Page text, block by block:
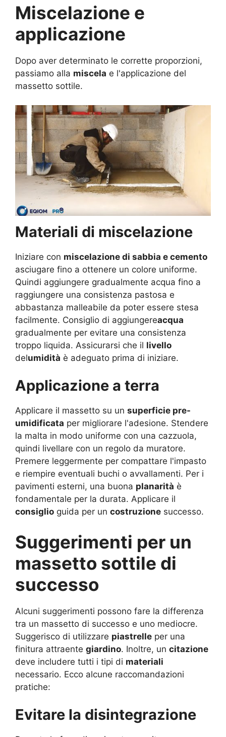
Miscelazione e
applicazione
Dopo aver determinato le corrette proporzioni,
passiamo alla miscela e l'applicazione del
massetto sottile.
Materiali di miscelazione
Iniziare con miscelazione di sabbia e cemento
asciugare fino a ottenere un colore uniforme.
Quindi aggiungere gradualmente acqua fino a
raggiungere una consistenza pastosa e
abbastanza malleabile da poter essere stesa
facilmente. Consiglio di aggiungereacqua
gradualmente per evitare una consistenza
troppo liquida. Assicurarsi che il livello
delumidità è adeguato prima di iniziare.
Applicazione a terra
Applicare il massetto su un superficie pre-
umidificata per migliorare l'adesione. Stendere
la malta in modo uniforme con una cazzuola,
quindi livellare con un regolo da muratore.
Premere leggermente per compattare l'impasto
e riempire eventuali buchi o avvallamenti. Per i
pavimenti esterni, una buona planarità è
fondamentale per la durata. Applicare il
consiglio guida per un costruzione successo.
Suggerimenti per un
massetto sottile di
successo
Alcuni suggerimenti possono fare la differenza
tra un massetto di successo e uno mediocre.
Suggerisco di utilizzare piastrelle per una
finitura attraente giardino. Inoltre, un citazione
deve includere tutti i tipi di materiali
necessario. Ecco alcune raccomandazioni
pratiche:
Evitare la disintegrazione